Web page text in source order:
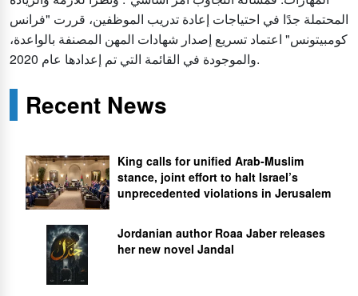
المحتملة جدًا في احتياجات إعادة تدريب الموظفين، قررت "فرانس
كومبيتونس" اعتماد تسريع إصدار شهادات المهن المصنفة بالواعدة،
والموجودة في القائمة التي تم إعدادها عام 2020.
Recent News
King calls for unified Arab-Muslim
stance, joint effort to halt Israel’s
unprecedented violations in Jerusalem
Jordanian author Roaa Jaber releases
her new novel Jandal